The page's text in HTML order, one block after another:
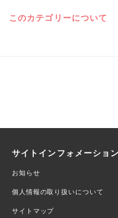
このカテゴリーについて
サイトインフォメーション
お知らせ
個人情報の取り扱いについて
サイトマップ